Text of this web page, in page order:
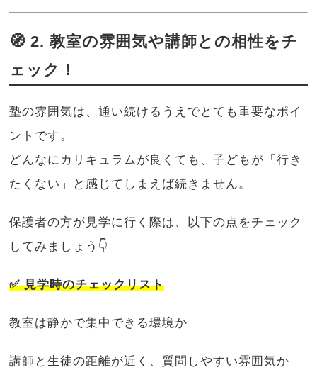
🧭 2. 教室の雰囲気や講師との相性をチ
ェック！
塾の雰囲気は、通い続けるうえでとても重要なポイ
ントです。
どんなにカリキュラムが良くても、子どもが「行き
たくない」と感じてしまえば続きません。
保護者の方が見学に行く際は、以下の点をチェック
してみましょう👇
✅ 見学時のチェックリスト
教室は静かで集中できる環境か
講師と生徒の距離が近く、質問しやすい雰囲気か